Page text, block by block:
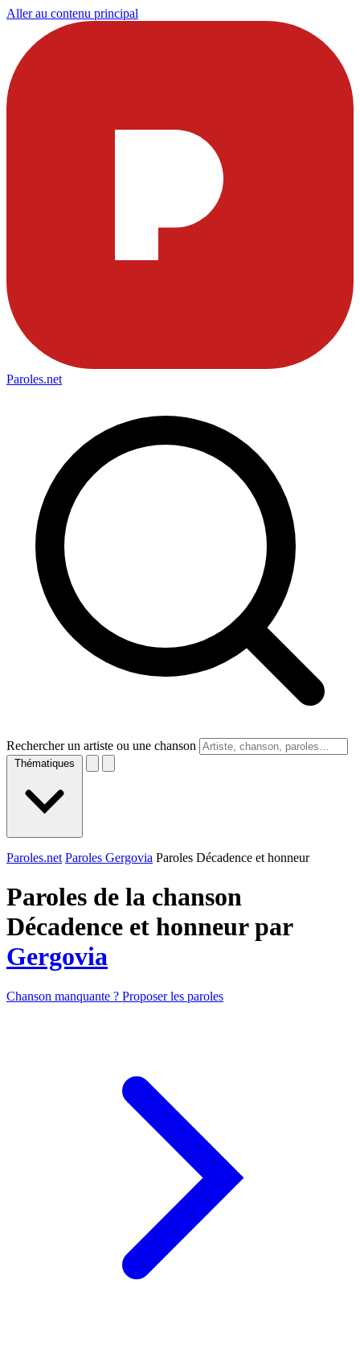
Aller au contenu principal
Paroles.net
Rechercher un artiste ou une chanson
Thématiques
Paroles.net Paroles Gergovia Paroles Décadence et honneur
Paroles de la chanson
Décadence et honneur par
Gergovia
Chanson manquante ? Proposer les paroles